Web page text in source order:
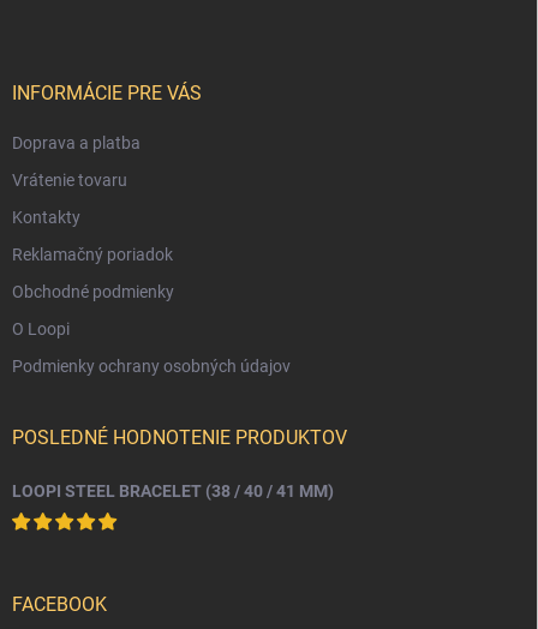
INFORMÁCIE PRE VÁS
Doprava a platba
Vrátenie tovaru
Kontakty
Reklamačný poriadok
Obchodné podmienky
O Loopi
Podmienky ochrany osobných údajov
POSLEDNÉ HODNOTENIE PRODUKTOV
LOOPI STEEL BRACELET (38 / 40 / 41 MM)
FACEBOOK